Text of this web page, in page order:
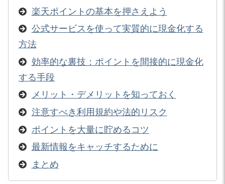
楽天ポイントの基本を押さえよう
公式サービスを使って実質的に現金化する
方法
効率的な裏技：ポイントを間接的に現金化
する手段
メリット・デメリットを知っておく
注意すべき利用規約や法的リスク
ポイントを大量に貯めるコツ
最新情報をキャッチするために
まとめ